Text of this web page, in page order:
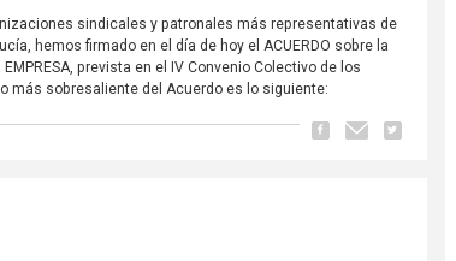
sindicales y patronales más representativas de
hemos firmado en el día de hoy el ACUERDO sobre la
EMPRESA, prevista en el IV Convenio Colectivo de los
más sobresaliente del Acuerdo es lo siguiente: